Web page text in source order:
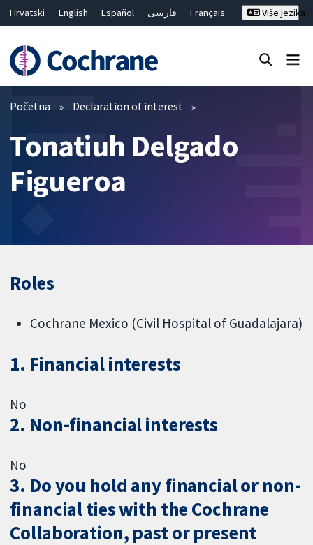
Hrvatski English Español فارسی
Français
繁體中文
简体中文
Više jezika
Prečistači
Početna Declaration of interest
Tonatiuh Delgado
Figueroa
Roles
Cochrane Mexico (Civil Hospital of Guadalajara)
1. Financial interests
No
2. Non-financial interests
No
3. Do you hold any financial or non-
financial ties with the Cochrane
Collaboration, past or present